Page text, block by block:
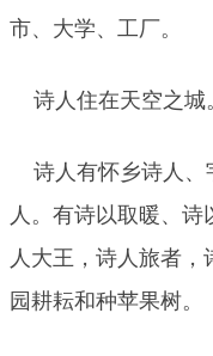
市、大学、工厂。
诗人住在天空之城
诗人有怀乡诗人、
人。有诗以取暖、
人大王，诗人旅者
园耕耘和种苹果树。